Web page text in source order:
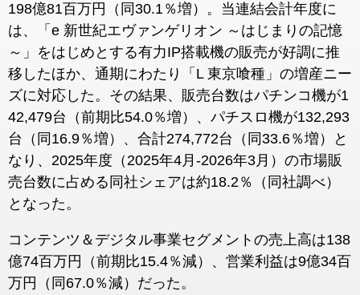
198億81百万円（同30.1％増）。当連結会計年度に
は、「e 新世紀エヴァンゲリオン ～はじまりの記憶
～」をはじめとする有力IP搭載機の販売が好調に推
移したほか、通期にわたり「L 東京喰種」の増産ニー
ズに対応した。その結果、販売台数はパチンコ機が1
42,479台（前期比54.0％増）、パチスロ機が132,293
台（同16.9％増）、合計274,772台（同33.6％増）と
なり、2025年度（2025年4月-2026年3月）の市場販
売台数に占める同社シェアは約18.2％（同社調べ）
となった。
コンテンツ＆デジタル事業セグメントの売上高は138
億74百万円（前期比15.4％減）、営業利益は9億34百
万円（同67.0％減）だった。